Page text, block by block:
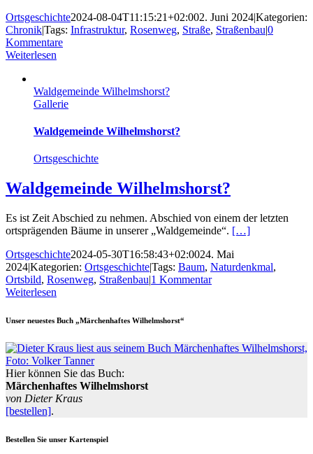
Ortsgeschichte2024-08-04T11:15:21+02:002. Juni 2024|Kategorien:
Chronik|Tags: Infrastruktur, Rosenweg, Straße, Straßenbau|0
Kommentare
Weiterlesen
Waldgemeinde Wilhelmshorst?
Gallerie
Waldgemeinde Wilhelmshorst?
Ortsgeschichte
Waldgemeinde Wilhelmshorst?
Es ist Zeit Abschied zu nehmen. Abschied von einem der letzten
ortsprägenden Bäume in unserer „Waldgemeinde“. […]
Ortsgeschichte2024-05-30T16:58:43+02:0024. Mai
2024|Kategorien: Ortsgeschichte|Tags: Baum, Naturdenkmal,
Ortsbild, Rosenweg, Straßenbau|1 Kommentar
Weiterlesen
Unser neuestes Buch „Märchenhaftes Wilhelmshorst“
Hier können Sie das Buch:
Märchenhaftes Wilhelmshorst
von Dieter Kraus
[bestellen].
Bestellen Sie unser Kartenspiel